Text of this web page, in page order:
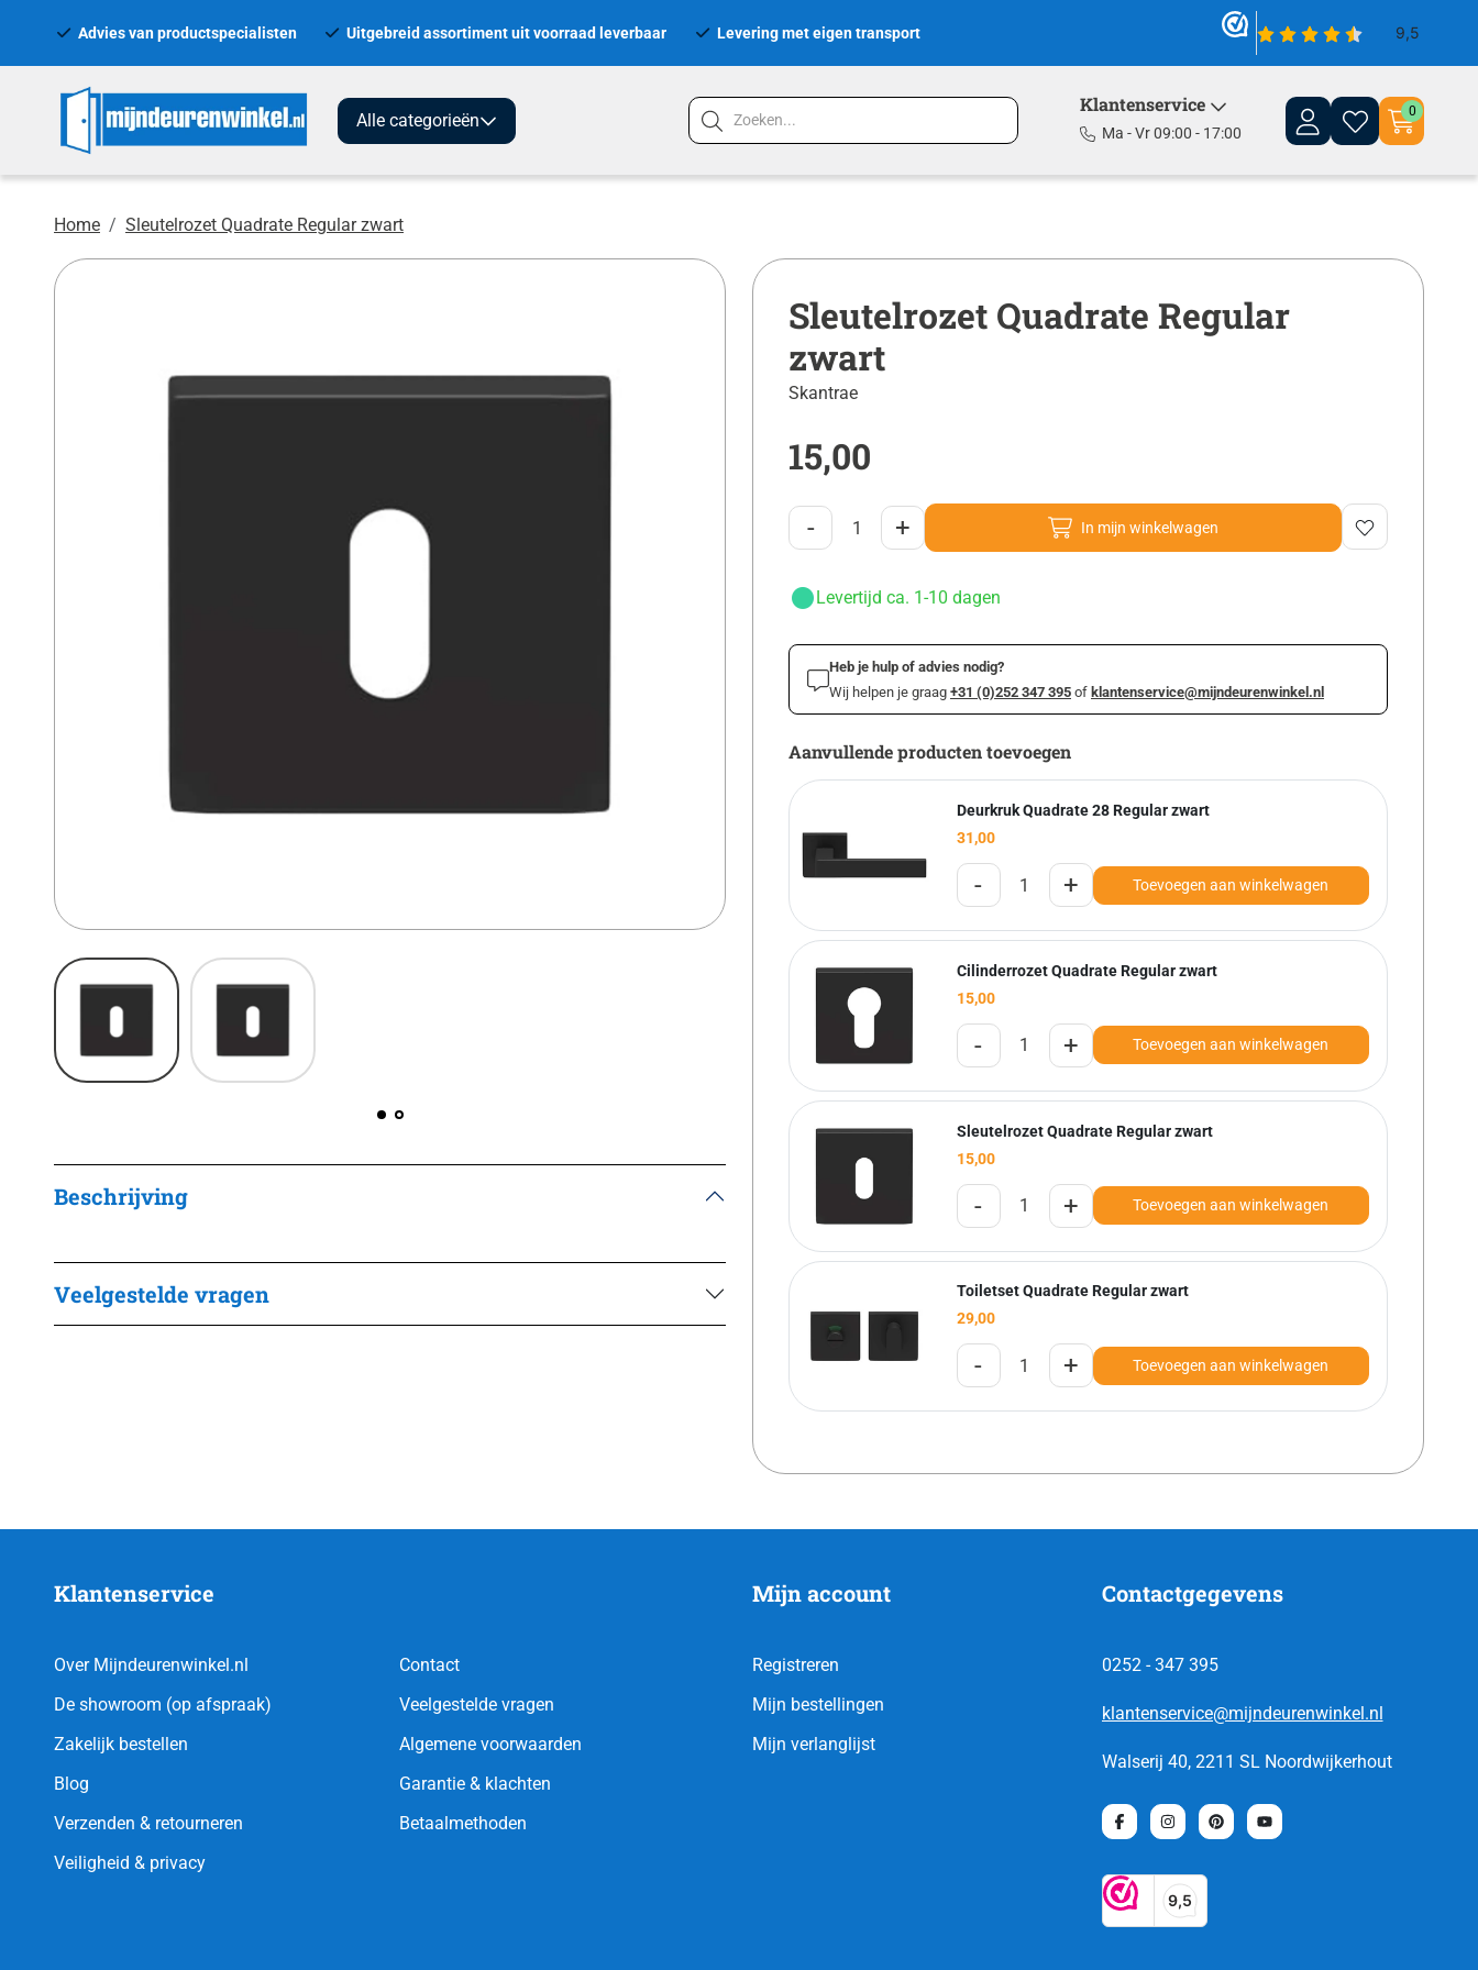
Advies van productspecialisten Uitgebreid assortiment uit voorraad leverbaar Levering met eigen transport
Alle categorieën
Klantenservice
Ma - Vr 09:00 - 17:00
0
Home Sleutelrozet Quadrate Regular zwart
Beschrijving
Veelgestelde vragen
Sleutelrozet Quadrate Regular
zwart
Skantrae
15,00
- + In mijn winkelwagen
Levertijd ca. 1-10 dagen
Heb je hulp of advies nodig?
Wij helpen je graag +31 (0)252 347 395 of klantenservice@mijndeurenwinkel.nl
Aanvullende producten toevoegen
Deurkruk Quadrate 28 Regular zwart
31,00
- + Toevoegen aan winkelwagen
Cilinderrozet Quadrate Regular zwart
15,00
- + Toevoegen aan winkelwagen
Sleutelrozet Quadrate Regular zwart
15,00
- + Toevoegen aan winkelwagen
Toiletset Quadrate Regular zwart
29,00
- + Toevoegen aan winkelwagen
Klantenservice
Over Mijndeurenwinkel.nl
De showroom (op afspraak)
Zakelijk bestellen
Blog
Verzenden & retourneren
Veiligheid & privacy
Contact
Veelgestelde vragen
Algemene voorwaarden
Garantie & klachten
Betaalmethoden
Mijn account
Registreren
Mijn bestellingen
Mijn verlanglijst
Contactgegevens
0252 - 347 395
klantenservice@mijndeurenwinkel.nl
Walserij 40, 2211 SL Noordwijkerhout